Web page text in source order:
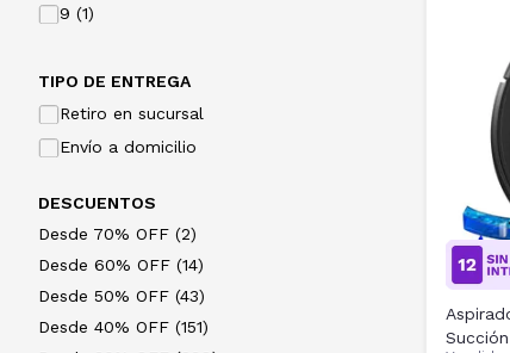
9 (1)
TIPO DE ENTREGA
Retiro en sucursal
Envío a domicilio
DESCUENTOS
Desde 70% OFF (2)
Desde 60% OFF (14)
Desde 50% OFF (43)
Desde 40% OFF (151)